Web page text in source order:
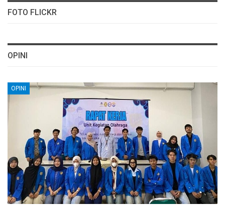
FOTO FLICKR
OPINI
OPINI